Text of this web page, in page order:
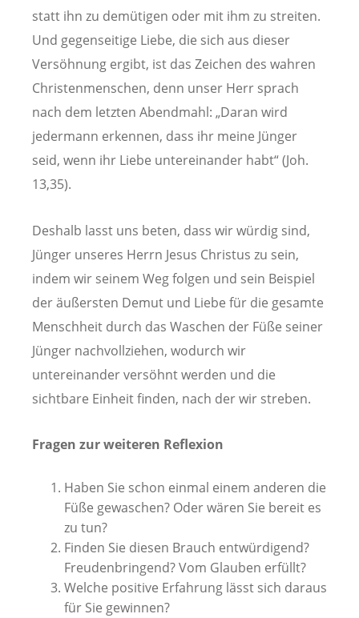
statt ihn zu demütigen oder mit ihm zu streiten.
Und gegenseitige Liebe, die sich aus dieser
Versöhnung ergibt, ist das Zeichen des wahren
Christenmenschen, denn unser Herr sprach
nach dem letzten Abendmahl: „Daran wird
jedermann erkennen, dass ihr meine Jünger
seid, wenn ihr Liebe untereinander habt“ (Joh.
13,35).
Deshalb lasst uns beten, dass wir würdig sind,
Jünger unseres Herrn Jesus Christus zu sein,
indem wir seinem Weg folgen und sein Beispiel
der äußersten Demut und Liebe für die gesamte
Menschheit durch das Waschen der Füße seiner
Jünger nachvollziehen, wodurch wir
untereinander versöhnt werden und die
sichtbare Einheit finden, nach der wir streben.
Fragen zur weiteren Reflexion
Haben Sie schon einmal einem anderen die
Füße gewaschen? Oder wären Sie bereit es
zu tun?
Finden Sie diesen Brauch entwürdigend?
Freudenbringend? Vom Glauben erfüllt?
Welche positive Erfahrung lässt sich daraus
für Sie gewinnen?